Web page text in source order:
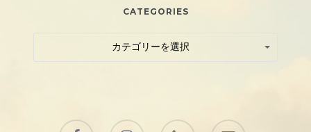
CATEGORIES
Categories
カテゴリーを選択